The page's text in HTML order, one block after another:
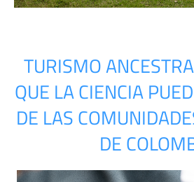
TURISMO
QUE LA CIENCIA
DE LAS
DE